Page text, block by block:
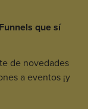
que sí
de novedades
a eventos ¡y